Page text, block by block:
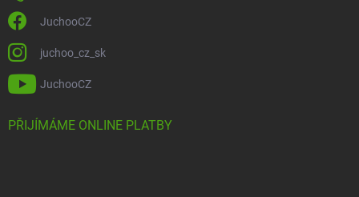
JuchooCZ
juchoo_cz_sk
JuchooCZ
PŘIJÍMÁME ONLINE PLATBY